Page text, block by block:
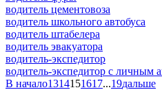
водитель цементовоза
водитель школьного автобуса
водитель штабелера
водитель эвакуатора
водитель-экспедитор
водитель-экспедитор c личным
В начало1314151617...19дальше